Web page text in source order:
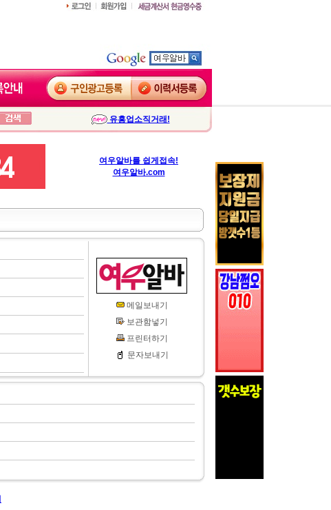
유흥업소직거래!
여우알바를 쉽게접속!
여우알바.com
메일보내기
보관함넣기
프린터하기
문자보내기